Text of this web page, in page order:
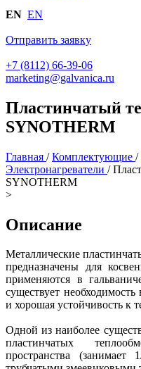
EN EN
Отправить заявку
+7 (8112) 66-39-06
marketing@galvanica.ru
Пластинчатый
SYNOTHERM
Главная / Комплектующие /
Электронагреватели /
SYNOTHERM
>
Описание
Металлические
предназначены для
применяются в
существует
и хорошая устойчивость к
Одной из наиболее
пластинчатых
пространства (занимает